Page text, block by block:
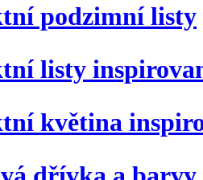
podzimní listy
listy
květina